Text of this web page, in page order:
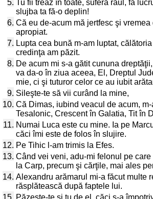
5. Tu fii treaz în toate, suferă răul, fă
slujba ta fă-o deplin!
6. Că eu de-acum mă jertfesc şi
apropiat.
7. Lupta cea bună m-am luptat,
credinţa am păzit.
8. De acum mi s-a gătit cununa
va da-o în ziua aceea, El, Dreptul
mie, ci şi tuturor celor ce au iubit
9. Sileşte-te să vii curând la mine,
10. Că Dimas, iubind veacul de acum,
Tesalonic, Crescent în Galatia, Tit în
11. Numai Luca este cu mine. Ia pe
căci îmi este de folos în slujire.
12. Pe Tihic l-am trimis la Efes.
13. Când vei veni, adu-mi felonul pe
la Carp, precum şi cărţile, mai ales
14. Alexandru arămarul mi-a făcut multe
răsplătească după faptele lui.
15. Păzeşte-te şi tu de el, căci s-a